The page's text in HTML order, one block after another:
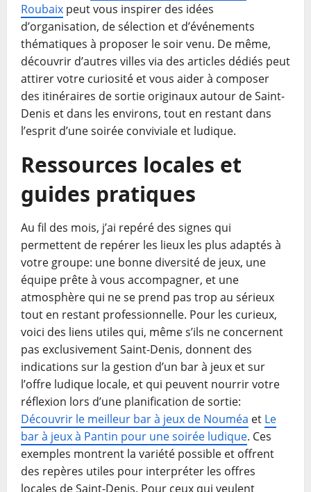
Roubaix peut vous inspirer des idées
d’organisation, de sélection et d’événements
thématiques à proposer le soir venu. De même,
découvrir d’autres villes via des articles dédiés peut
attirer votre curiosité et vous aider à composer
des itinéraires de sortie originaux autour de Saint-
Denis et dans les environs, tout en restant dans
l’esprit d’une soirée conviviale et ludique.
Ressources locales et
guides pratiques
Au fil des mois, j’ai repéré des signes qui
permettent de repérer les lieux les plus adaptés à
votre groupe: une bonne diversité de jeux, une
équipe prête à vous accompagner, et une
atmosphère qui ne se prend pas trop au sérieux
tout en restant professionnelle. Pour les curieux,
voici des liens utiles qui, même s’ils ne concernent
pas exclusivement Saint-Denis, donnent des
indications sur la gestion d’un bar à jeux et sur
l’offre ludique locale, et qui peuvent nourrir votre
réflexion lors d’une planification de sortie:
Découvrir le meilleur bar à jeux de Nouméa et Le
bar à jeux à Pantin pour une soirée ludique. Ces
exemples montrent la variété possible et offrent
des repères utiles pour interpréter les offres
locales de Saint-Denis. Pour ceux qui veulent